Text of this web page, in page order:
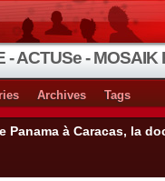
- ACTUSe - MOSAIK
Archives Tags
Panama à Caracas, la